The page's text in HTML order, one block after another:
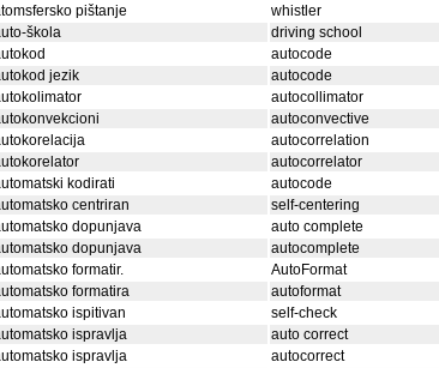
pištanje
whistler
škola
driving school
autocode
jezik
autocode
autocollimator
autoconvective
autocorrelation
autocorrelator
kodirati
autocode
centriran
self-centering
dopunjava
auto complete
dopunjava
autocomplete
formatir.
AutoFormat
formatira
autoformat
ispitivan
self-check
ispravlja
auto correct
ispravlja
autocorrect